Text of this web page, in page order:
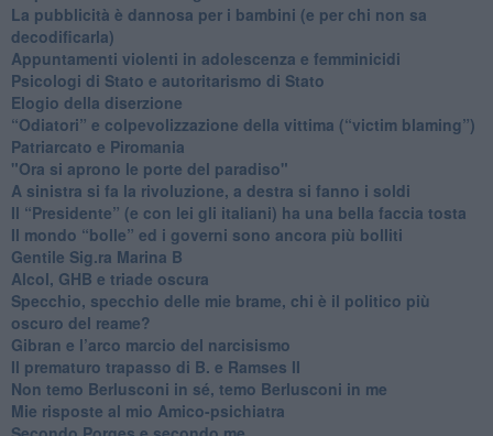
​La pubblicità è dannosa per i bambini (e per chi non sa
decodificarla)
​Appuntamenti violenti in adolescenza e femminicidi
​Psicologi di Stato e autoritarismo di Stato
Elogio della diserzione
“Odiatori” e colpevolizzazione della vittima (“victim blaming”)
​Patriarcato e Piromania
"Ora si aprono le porte del paradiso"
​A sinistra si fa la rivoluzione, a destra si fanno i soldi
​Il “Presidente” (e con lei gli italiani) ha una bella faccia tosta
​Il mondo “bolle” ed i governi sono ancora più bolliti
​Gentile Sig.ra Marina B
​Alcol, GHB e triade oscura
​Specchio, specchio delle mie brame, chi è il politico più
oscuro del reame?
​Gibran e l’arco marcio del narcisismo
​Il prematuro trapasso di B. e Ramses II
​Non temo Berlusconi in sé, temo Berlusconi in me
​Mie risposte al mio Amico-psichiatra